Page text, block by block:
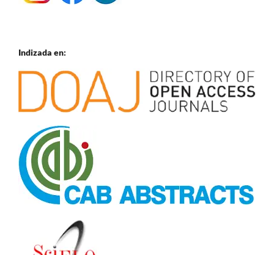
Indizada en: